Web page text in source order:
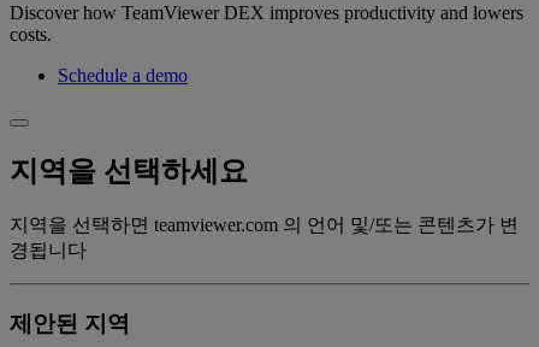
Discover how TeamViewer DEX improves productivity and lowers
costs.
Schedule a demo
지역을 선택하세요
지역을 선택하면 teamviewer.com 의 언어 및/또는 콘텐츠가 변
경됩니다
제안된 지역